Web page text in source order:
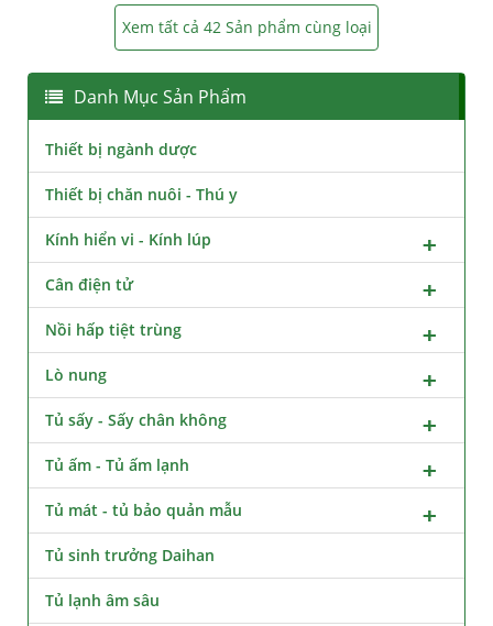
Xem tất cả 42 Sản phẩm cùng loại
Danh Mục Sản Phẩm
Thiết bị ngành dược
Thiết bị chăn nuôi - Thú y
Kính hiển vi - Kính lúp
Cân điện tử
Nồi hấp tiệt trùng
Lò nung
Tủ sấy - Sấy chân không
Tủ ấm - Tủ ấm lạnh
Tủ mát - tủ bảo quản mẫu
Tủ sinh trưởng Daihan
Tủ lạnh âm sâu